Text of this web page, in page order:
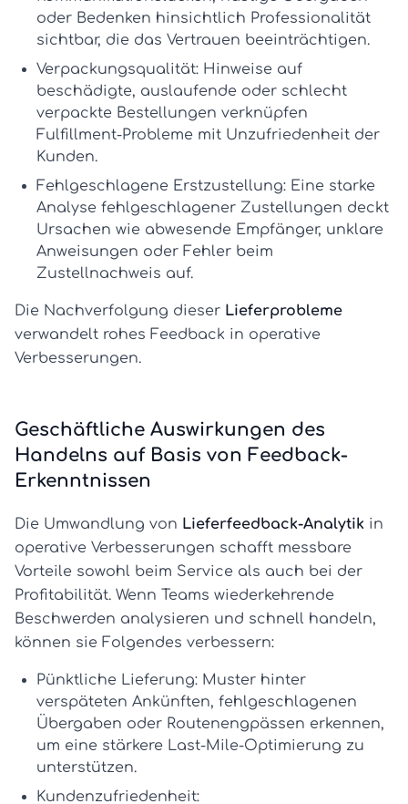
oder Bedenken hinsichtlich Professionalität
sichtbar, die das Vertrauen beeinträchtigen.
Verpackungsqualität: Hinweise auf
beschädigte, auslaufende oder schlecht
verpackte Bestellungen verknüpfen
Fulfillment-Probleme mit Unzufriedenheit der
Kunden.
Fehlgeschlagene Erstzustellung: Eine starke
Analyse fehlgeschlagener Zustellungen deckt
Ursachen wie abwesende Empfänger, unklare
Anweisungen oder Fehler beim
Zustellnachweis auf.
Die Nachverfolgung dieser Lieferprobleme
verwandelt rohes Feedback in operative
Verbesserungen.
Geschäftliche Auswirkungen des
Handelns auf Basis von Feedback-
Erkenntnissen
Die Umwandlung von Lieferfeedback-Analytik in
operative Verbesserungen schafft messbare
Vorteile sowohl beim Service als auch bei der
Profitabilität. Wenn Teams wiederkehrende
Beschwerden analysieren und schnell handeln,
können sie Folgendes verbessern:
Pünktliche Lieferung: Muster hinter
verspäteten Ankünften, fehlgeschlagenen
Übergaben oder Routenengpässen erkennen,
um eine stärkere Last-Mile-Optimierung zu
unterstützen.
Kundenzufriedenheit: